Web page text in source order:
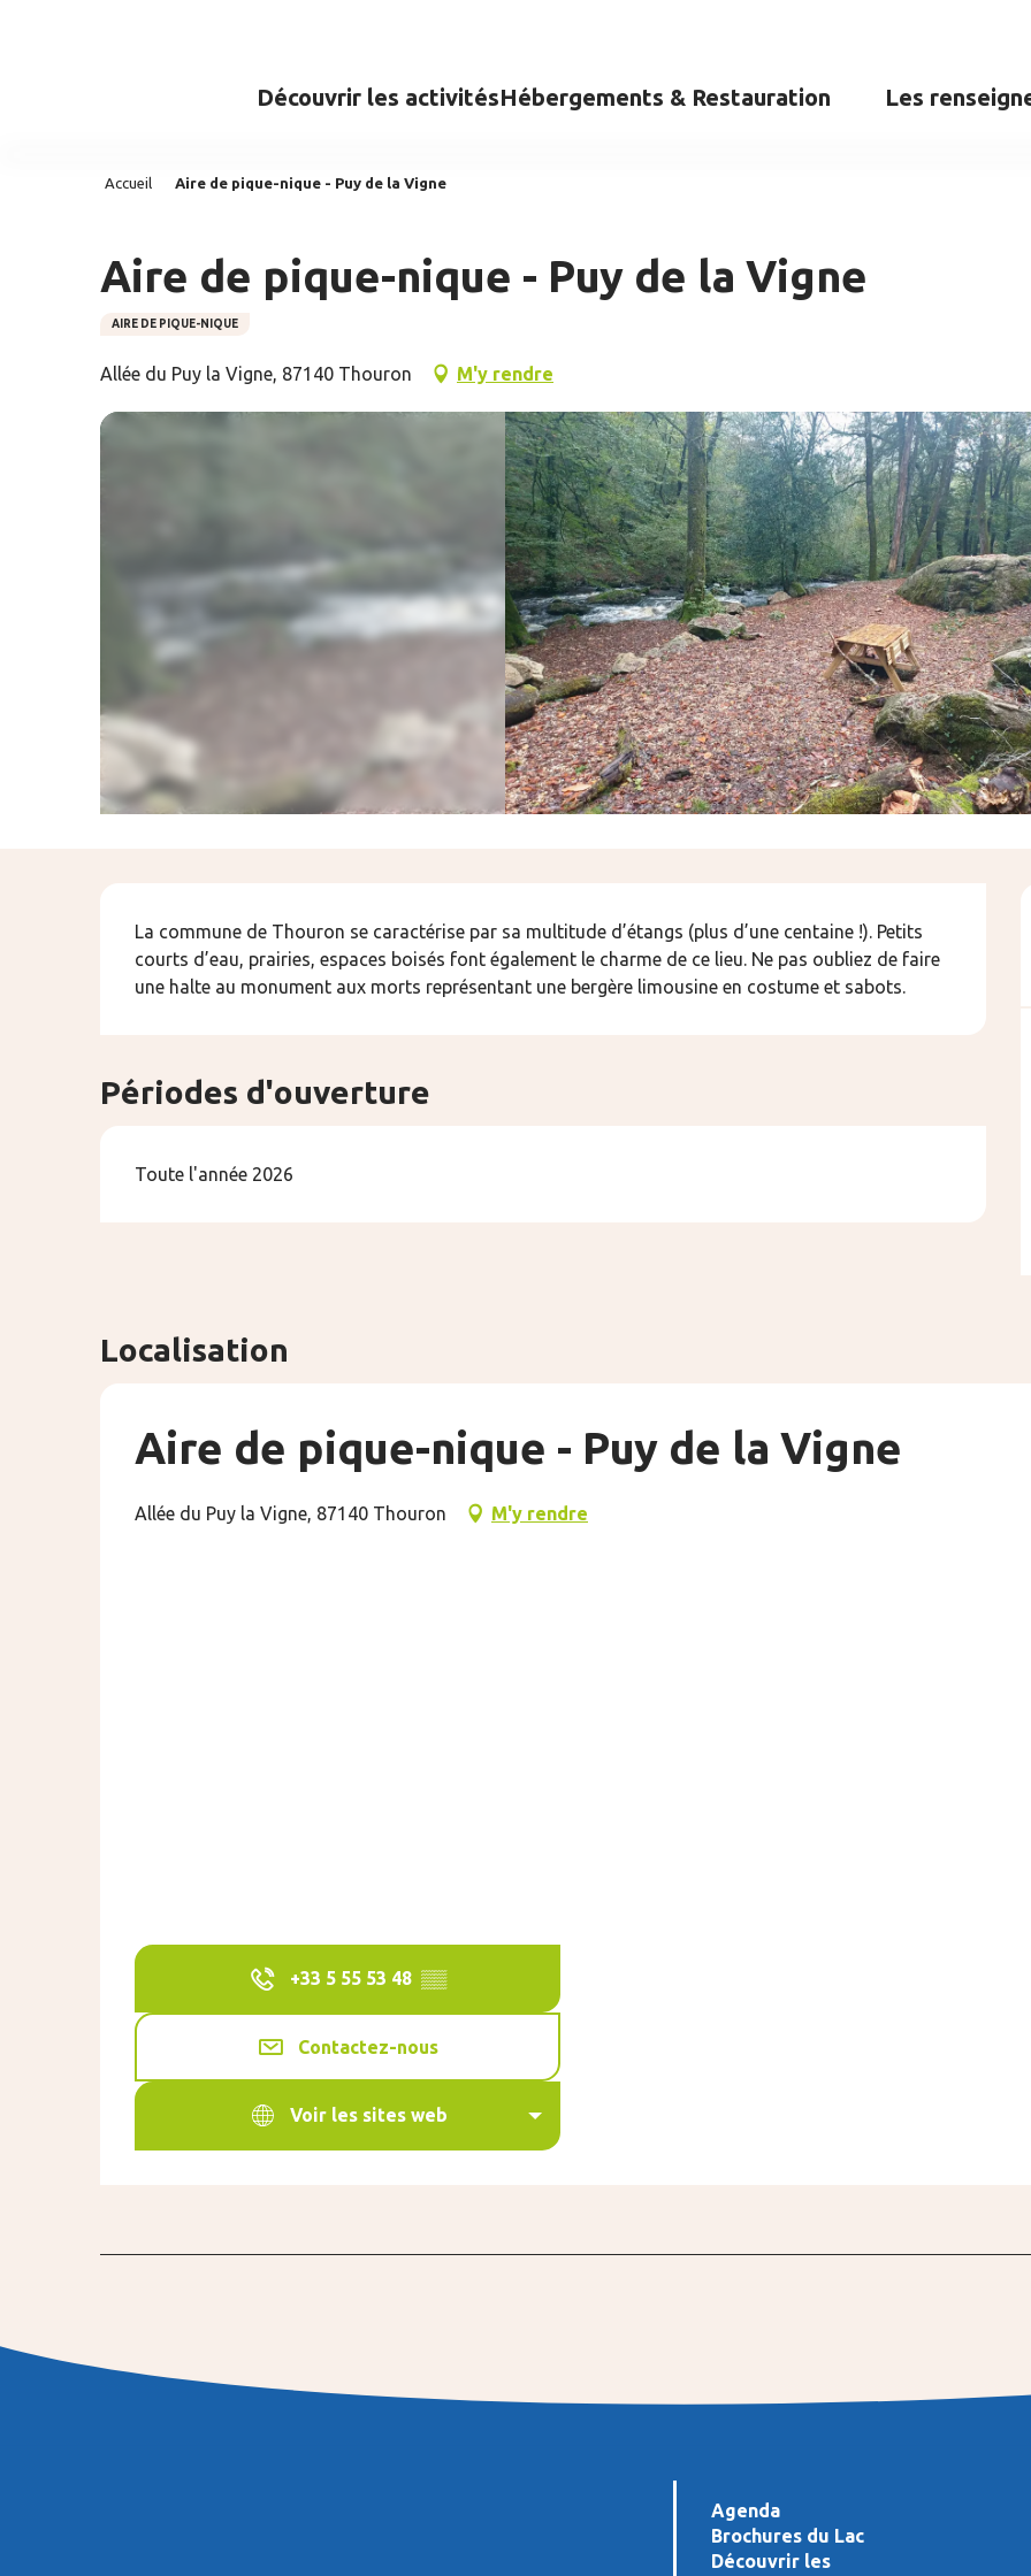
Découvrir les activitésHébergements & Restauration Les
Accueil Aire de pique-nique - Puy de la Vigne
Aire de pique-nique - Puy de la Vigne
AIRE DE PIQUE-NIQUE
Allée du Puy la Vigne, 87140 Thouron M'y rendre
Description
La commune de Thouron se caractérise par sa multitude d’étangs (plus d’une centaine !). Petits
courts d’eau, prairies, espaces boisés font également le charme de ce lieu. Ne pas oubliez de faire
une halte au monument aux morts représentant une bergère limousine en costume et sabots.
Périodes d'ouverture
Toute l'année 2026
Localisation
Aire de pique-nique - Puy de la Vigne
Allée du Puy la Vigne, 87140 Thouron M'y rendre
+33 5 55 53 48 ▒▒
Contactez-nous
Voir les sites web
Agenda
Brochures du Lac
Découvrir les